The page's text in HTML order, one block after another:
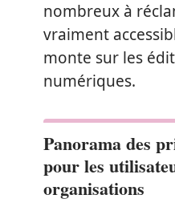
nombreux à
vraiment
monte sur les
numériques.
Panorama des
pour les
organisations